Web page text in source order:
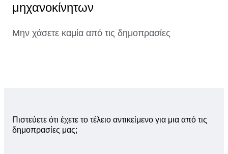
μηχανοκίνητων
Μην χάσετε καμία από τις δημοπρασίες
Πιστεύετε ότι έχετε το τέλειο αντικείμενο για μια από τις
δημοπρασίες μας;